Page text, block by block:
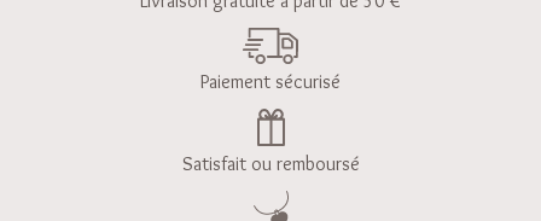
Paiement sécurisé
Satisfait ou remboursé